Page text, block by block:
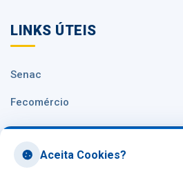
LINKS ÚTEIS
Senac
Fecomércio
Sesc Nacional
CNC Aceita Cookies?